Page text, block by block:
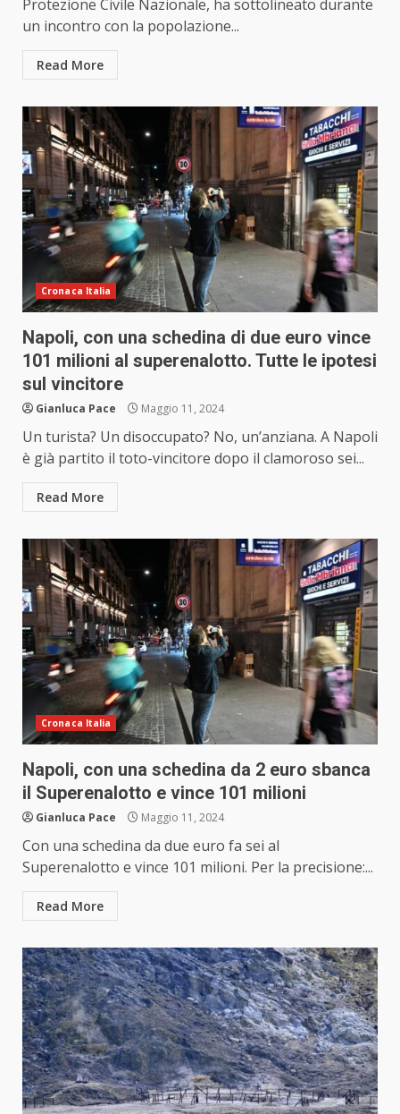
Protezione Civile Nazionale, ha sottolineato durante
un incontro con la popolazione...
Read More
Cronaca Italia
Napoli, con una schedina di due euro vince
101 milioni al superenalotto. Tutte le ipotesi
sul vincitore
Gianluca Pace Maggio 11, 2024
Un turista? Un disoccupato? No, un’anziana. A Napoli
è già partito il toto-vincitore dopo il clamoroso sei...
Read More
Cronaca Italia
Napoli, con una schedina da 2 euro sbanca
il Superenalotto e vince 101 milioni
Gianluca Pace Maggio 11, 2024
Con una schedina da due euro fa sei al
Superenalotto e vince 101 milioni. Per la precisione:...
Read More